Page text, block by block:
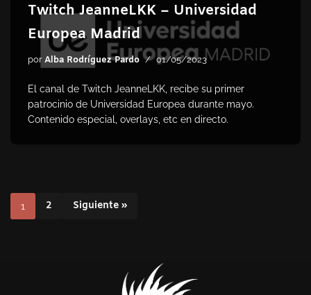
Twitch JeanneLKK – Universidad
Europea Madrid
por Alba Rodríguez Pardo 01/05/2023
El canal de Twitch JeanneLKK, recibe su primer
patrocinio de Universidad Europea durante mayo.
Contenido especial, overlays, etc en directo.
1 2 Siguiente »